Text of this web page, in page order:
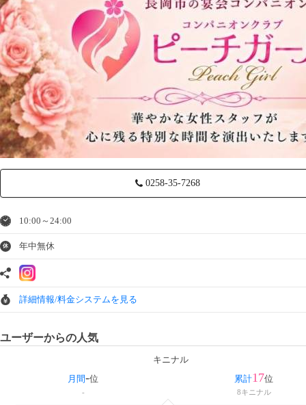
0258-35-7268
10:00～24:00
休 年中無休
詳細情報/料金システムを見る
ユーザーからの人気
キニナル
月間-位
-
累計17位
8キニナル